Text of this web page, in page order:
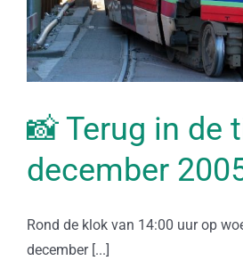
📸 Terug in de
december
Rond de klok van 14:00 uur op
december [...]